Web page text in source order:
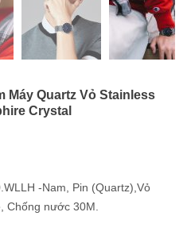
Máy Quartz Vỏ Stainless
Crystal
-Nam, Pin (Quartz),Vỏ
Chống nước 30M.